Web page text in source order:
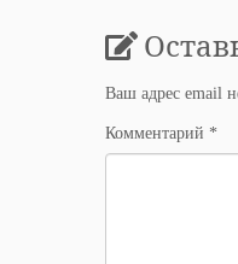
Ваш адрес email
Комментарий *